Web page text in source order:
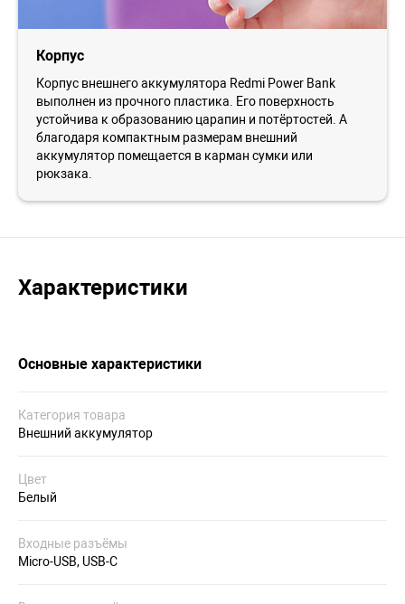
Корпус
Корпус внешнего аккумулятора Redmi Power Bank
выполнен из прочного пластика. Его поверхность
устойчива к образованию царапин и потёртостей. А
благодаря компактным размерам внешний
аккумулятор помещается в карман сумки или
рюкзака.
Характеристики
Основные характеристики
Категория товара
Внешний аккумулятор
Цвет
Белый
Входные разъёмы
Micro-USB, USB-C